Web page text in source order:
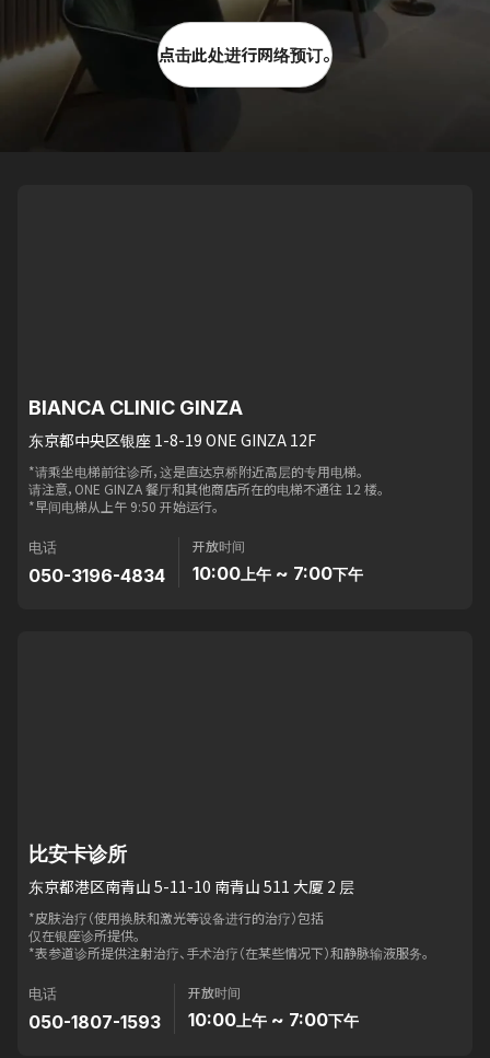
点击此处进行网络预订。
BIANCA CLINIC GINZA
东京都中央区银座 1-8-19 ONE GINZA 12F
*请乘坐电梯前往诊所，这是直达京桥附近高层的专用电梯。
请注意，ONE GINZA 餐厅和其他商店所在的电梯不通往 12 楼。
*早间电梯从上午 9:50 开始运行。
电话
050-3196-4834
开放时间
10:00 上午 ~ 7:00下午
比安卡诊所
东京都港区南青山 5-11-10 南青山 511 大厦 2 层
*皮肤治疗（使用换肤和激光等设备进行的治疗）包括
仅在银座诊所提供。
*表参道诊所提供注射治疗、手术治疗（在某些情况下）和静脉输液服务。
电话
050-1807-1593
开放时间
10:00 上午 ~ 7:00下午